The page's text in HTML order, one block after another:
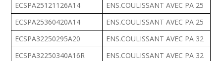
ECSPA25121126A14
ENS.COULISSANT AVEC PA 25
ECSPA25360420A14
ENS.COULISSANT AVEC PA 25
ECSPA32250295A20
ENS.COULISSANT AVEC PA 32
ECSPA32250340A16R
ENS.COULISSANT AVEC PA 32